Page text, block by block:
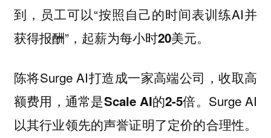
到，员工可以“按照自己的时间表训练AI并
获得报酬”，起薪为每小时20美元。
陈将Surge AI打造成一家高端公司， 收取高
额费用，通常是Scale AI的2-5倍。Surge AI
以其行业领先的声誉证明了定价的合理性。